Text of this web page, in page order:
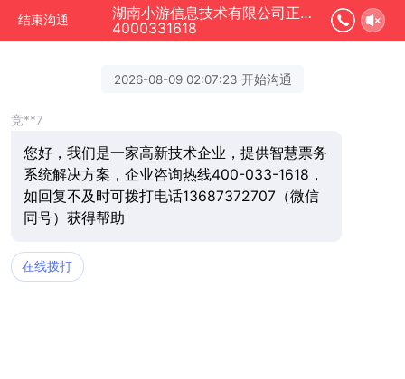
结束沟通
湖南小游信息技术有限公司正在为您服务
4000331618
2026-08-09 02:07:23 开始沟通
竞**7
您好，我们是一家高新技术企业，提供智慧票务
系统解决方案，企业咨询热线400-033-1618，
如回复不及时可拨打电话13687372707（微信
同号）获得帮助
在线拨打